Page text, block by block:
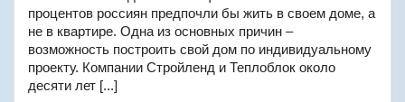
процентов россиян предпочли бы жить в своем доме, а
не в квартире. Одна из основных причин –
возможность построить свой дом по индивидуальному
проекту. Компании Стройленд и Теплоблок около
десяти лет [...]